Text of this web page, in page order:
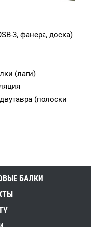
3, фанера, доска)
(лаги)
(полоски
БАЛКИ